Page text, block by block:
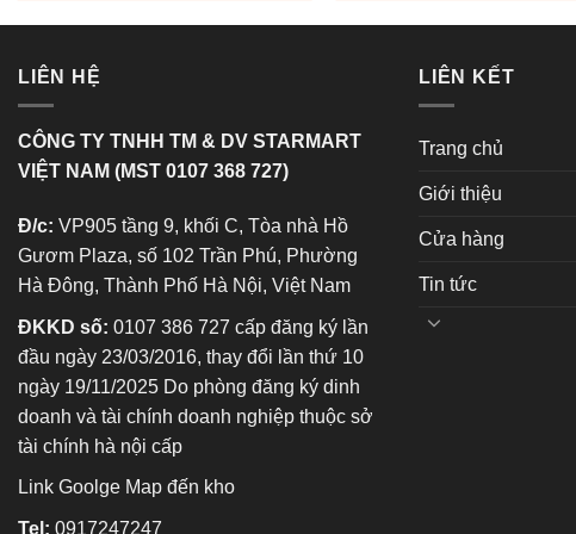
LIÊN HỆ
CÔNG TY TNHH TM & DV STARMART
VIỆT NAM (MST 0107 368 727)
Đ/c: VP905 tầng 9, khối C, Tòa nhà Hồ
Gươm Plaza, số 102 Trần Phú, Phường
Hà Đông, Thành Phố Hà Nội, Việt Nam
ĐKKD số: 0107 386 727 cấp đăng ký lần
đầu ngày 23/03/2016, thay đổi lần thứ 10
ngày 19/11/2025 Do phòng đăng ký dinh
doanh và tài chính doanh nghiệp thuộc sở
tài chính hà nội cấp
Link Goolge Map đến kho
Tel: 0917247247
LIÊN KẾT
Trang chủ
Giới thiệu
Cửa hàng
Tin tức